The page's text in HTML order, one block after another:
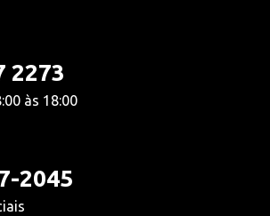
2273
às 18:00
2045